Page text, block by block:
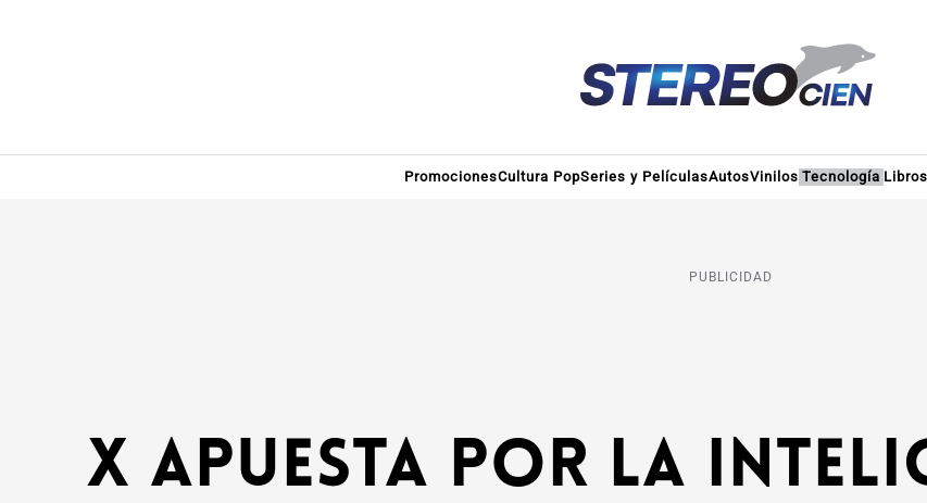
PromocionesCultura PopSeries y PelículasAutosVinilos Tecnología Libros
PUBLICIDAD
X apuesta por la